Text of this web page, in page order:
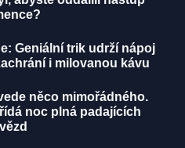
Geniální trik udrží nápoj
i milovanou kávu
něco mimořádného.
noc plná padajících